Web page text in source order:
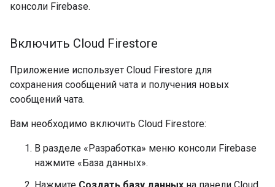
консоли Firebase.
Включить Cloud Firestore
Приложение использует Cloud Firestore для
сохранения сообщений чата и получения новых
сообщений чата.
Вам необходимо включить Cloud Firestore:
В разделе «Разработка» меню консоли Firebase
нажмите «База данных».